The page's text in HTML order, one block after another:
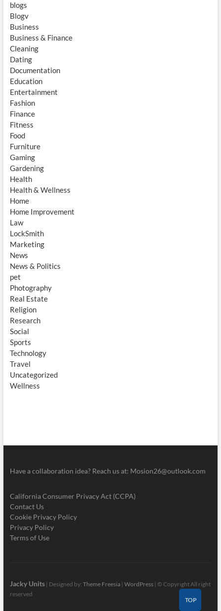
blogs
Blogv
Business
Business & Finance
Cleaning
Dating
Documentation
Education
Entertainment
Fashion
Finance
Fitness
Food
Furniture
Gaming
Gardening
Health
Health & Wellness
Home
Home Improvement
Law
LockSmith
Marketing
News
News & Politics
pet
Photography
Real Estate
Religion
Research
Social
Sports
Technology
Travel
Uncategorized
Wellness
Have a collaboration idea? Reach us at: Mosion26@outlook.com
California Consumer Privacy Act (CCPA)
Contact Us
Cookie Privacy Policy
Privacy Policy
Terms of Use
Jacky Units| Designed by: Theme Freesia| WordPress| © Copyright All right
reserved
TOP